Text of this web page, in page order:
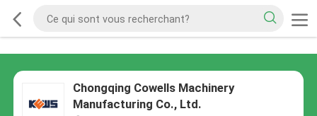
Chongqing Cowells Machinery
Manufacturing Co., Ltd.